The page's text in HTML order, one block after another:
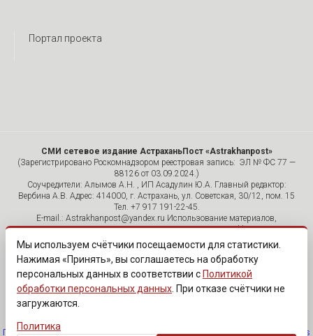
Портал проекта
СМИ сетевое издание АстраханьПост «Astrakhanpost»
(Зарегистрировано Роскомнадзором реестровая запись: ЭЛ № ФС 77 —
88126 от 03.09.2024.)
Соучредители: Алымов А.Н. , ИП Асадулин Ю.А. Главный редактор:
Вербина А.В. Адрес: 414000, г. Астрахань, ул. Советская, 30/12, пом. 15
Тел. +7 917 191-22-45.
E-mail.: Astrakhanpost@yandex.ru Использование материалов,
размещенных на страницах сетевого издания «Astrakhanpost»,
допускается исключительно с указанием источника и публикацией
активной гиперссылки на портал Astrakhanpost.ru. Комментарии
читателей сайта размещаются без предварительного редактирования.
Редакция оставляет за собой право удалить их с сайта или
отредактировать, если указанные сообщения нарушают законы РФ.
«САЙТ ПРЕДНАЗНАЧЕН ДЛЯ АУДИТОРИИ 18+»
Политика обработки персональных данных·Изменить согласие на cookies
Мы используем счётчики посещаемости для статистики.
Нажимая «Принять», вы соглашаетесь на обработку
персональных данных в соответствии с Политикой
обработки персональных данных . При отказе счётчики не
загружаются.
Политика